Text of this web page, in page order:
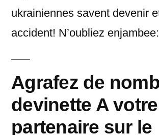
ukrainiennes savent devenir
accident! N’oubliez enjambee:
Agrafez de
devinette A votre
partenaire sur le